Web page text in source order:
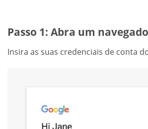
Passo 1: Abra um
Insira as suas credenciais de conta